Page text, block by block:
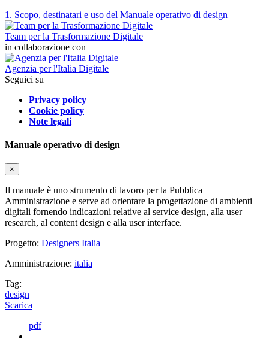
1. Scopo, destinatari e uso del Manuale operativo di design
Team per la Trasformazione Digitale
in collaborazione con
Agenzia per l'Italia Digitale
Seguici su
Privacy policy
Cookie policy
Note legali
Manuale operativo di design
×
Il manuale è uno strumento di lavoro per la Pubblica
Amministrazione e serve ad orientare la progettazione di ambienti
digitali fornendo indicazioni relative al service design, alla user
research, al content design e alla user interface.
Progetto: Designers Italia
Amministrazione: italia
Tag:
design
Scarica
pdf